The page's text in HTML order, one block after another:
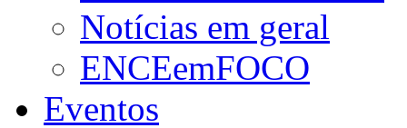
Notícias em geral
ENCEemFOCO
Eventos